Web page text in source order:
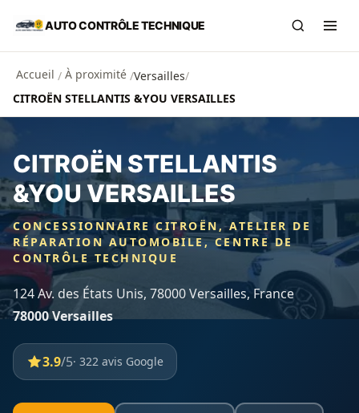
Aller au contenu principal
AUTO CONTRÔLE TECHNIQUE
Accueil / À proximité /Versailles/
CITROËN STELLANTIS &YOU VERSAILLES
CITROËN STELLANTIS
&YOU VERSAILLES
CONCESSIONNAIRE CITROËN, ATELIER DE
RÉPARATION AUTOMOBILE, CENTRE DE
CONTRÔLE TECHNIQUE
124 Av. des États Unis, 78000 Versailles, France
78000 Versailles
3.9/5· 322 avis Google